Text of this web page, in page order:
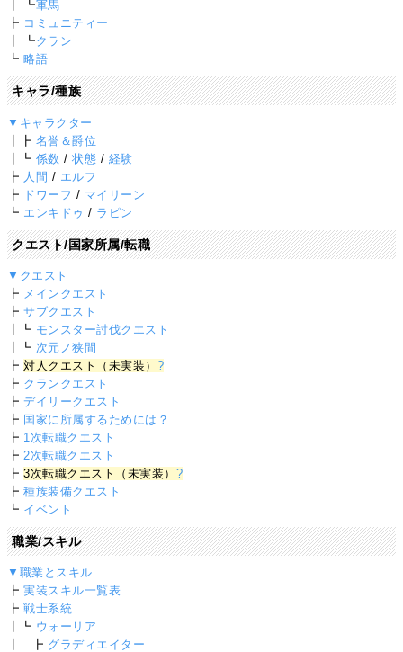
┃ ┗軍馬
┣ コミュニティー
┃ ┗クラン
┗略語
キャラ/種族
▼キャラクター
┃┣ 名誉＆爵位
┃┗ 係数 /状態 / 経験
┣ 人間 / エルフ
┣ ドワーフ / マイリーン
┗ エンキドゥ / ラピン
クエスト/国家所属/転職
▼クエスト
┣ メインクエスト
┣サブクエスト
┃┗ モンスター討伐クエスト
┃┗ 次元ノ狭間
┣対人クエスト（未実装） ?
┣ クランクエスト
┣デイリークエスト
┣ 国家に所属するためには？
┣ 1次転職クエスト
┣ 2次転職クエスト
┣3次転職クエスト（未実装） ?
┣種族装備クエスト
┗ イベント
職業/スキル
▼職業とスキル
┣実装スキル一覧表
┣戦士系統
┃┗ ウォーリア
┃ ┣ グラディエイター